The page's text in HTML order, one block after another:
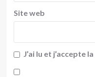
Site web
J’ai lu et j’accepte la